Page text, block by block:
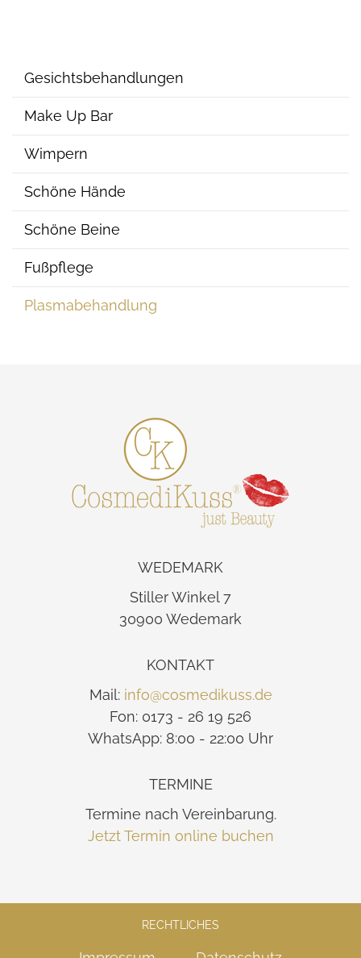
Gesichtsbehandlungen
Make Up Bar
Wimpern
Schöne Hände
Schöne Beine
Fußpflege
Plasmabehandlung
WEDEMARK
Stiller Winkel 7
30900 Wedemark
KONTAKT
Mail: info@cosmedikuss.de
Fon: 0173 - 26 19 526
WhatsApp: 8:00 - 22:00 Uhr
TERMINE
Termine nach Vereinbarung.
Jetzt Termin online buchen
RECHTLICHES